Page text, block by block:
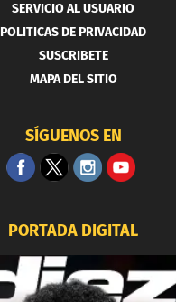
SERVICIO AL USUARIO
POLITICAS DE PRIVACIDAD
SUSCRIBETE
MAPA DEL SITIO
SÍGUENOS EN
PORTADA DIGITAL